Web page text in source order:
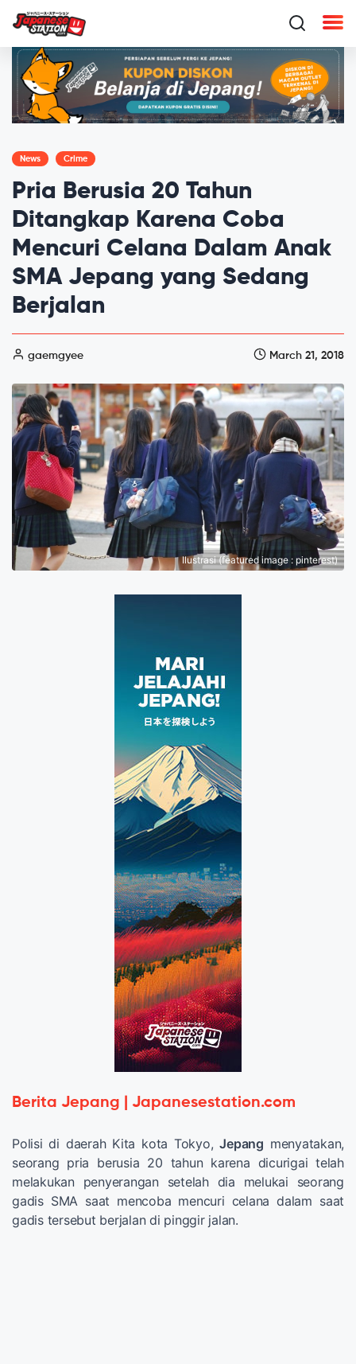
News Crime
Pria Berusia 20 Tahun
Ditangkap Karena Coba
Mencuri Celana Dalam Anak
SMA Jepang yang Sedang
Berjalan
gaemgyee March 21, 2018
Ilustrasi (featured image : pinterest)
Berita Jepang | Japanesestation.com
Polisi di daerah Kita kota Tokyo,Jepang menyatakan,
seorang pria berusia 20 tahun karena dicurigai telah
melakukan penyerangan setelah dia melukai seorang
gadis SMA saat mencoba mencuri celana dalam saat
gadis tersebut berjalan di pinggir jalan.